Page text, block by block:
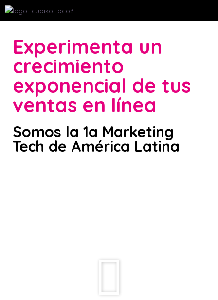
Experimenta un
crecimiento
exponencial de tus
ventas en línea
Somos la 1a Marketing
Tech de América Latina